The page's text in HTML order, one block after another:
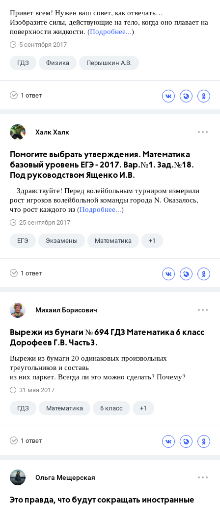
Привет всем! Нужен ваш совет, как отвечать…
Изобразите силы, действующие на тело, когда оно плавает на
поверхности жидкости. (Подробнее...)
5 сентября 2017
ГДЗ Физика Перышкин А.В.
1 ответ
Халк Халк
Помогите выбрать утверждения. Математика
базовый уровень ЕГЭ - 2017. Вар.№1. Зад.№18.
Под руководством Ященко И.В.
Здравствуйте! Перед волейбольным турниром измерили
рост игроков волейбольной команды города N. Оказалось,
что рост каждого из (Подробнее...)
25 сентября 2017
ЕГЭ Экзамены Математика +1
1 ответ
Михаил Борисович
Вырежи из бумаги № 694 ГДЗ Математика 6 класс
Дорофеев Г.В. Часть3.
Вырежи из бумаги 20 одинаковых произвольных
треугольников и составь
из них паркет. Всегда ли это можно сделать? Почему?
31 мая 2017
ГДЗ Математика 6 класс +1
1 ответ
Ольга Мещерская
Это правда, что будут сокращать иностранные